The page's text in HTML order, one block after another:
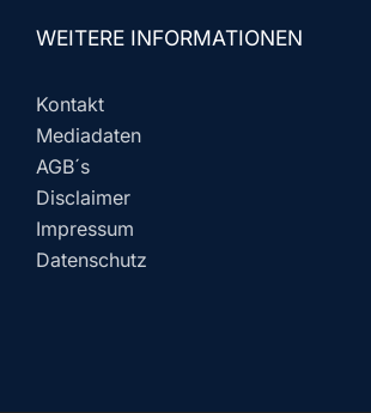
WEITERE INFORMATIONEN
Kontakt
Mediadaten
AGB´s
Disclaimer
Impressum
Datenschutz